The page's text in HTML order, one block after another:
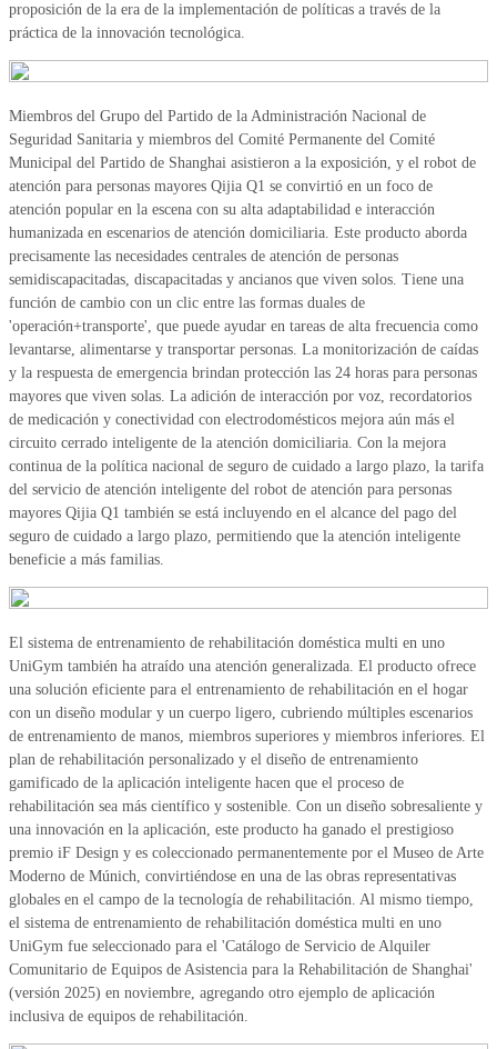
proposición de la era de la implementación de políticas a través de la
práctica de la innovación tecnológica.
Miembros del Grupo del Partido de la Administración Nacional de
Seguridad Sanitaria y miembros del Comité Permanente del Comité
Municipal del Partido de Shanghai asistieron a la exposición, y el robot de
atención para personas mayores Qijia Q1 se convirtió en un foco de
atención popular en la escena con su alta adaptabilidad e interacción
humanizada en escenarios de atención domiciliaria. Este producto aborda
precisamente las necesidades centrales de atención de personas
semidiscapacitadas, discapacitadas y ancianos que viven solos. Tiene una
función de cambio con un clic entre las formas duales de
'operación+transporte', que puede ayudar en tareas de alta frecuencia como
levantarse, alimentarse y transportar personas. La monitorización de caídas
y la respuesta de emergencia brindan protección las 24 horas para personas
mayores que viven solas. La adición de interacción por voz, recordatorios
de medicación y conectividad con electrodomésticos mejora aún más el
circuito cerrado inteligente de la atención domiciliaria. Con la mejora
continua de la política nacional de seguro de cuidado a largo plazo, la tarifa
del servicio de atención inteligente del robot de atención para personas
mayores Qijia Q1 también se está incluyendo en el alcance del pago del
seguro de cuidado a largo plazo, permitiendo que la atención inteligente
beneficie a más familias.
El sistema de entrenamiento de rehabilitación doméstica multi en uno
UniGym también ha atraído una atención generalizada. El producto ofrece
una solución eficiente para el entrenamiento de rehabilitación en el hogar
con un diseño modular y un cuerpo ligero, cubriendo múltiples escenarios
de entrenamiento de manos, miembros superiores y miembros inferiores. El
plan de rehabilitación personalizado y el diseño de entrenamiento
gamificado de la aplicación inteligente hacen que el proceso de
rehabilitación sea más científico y sostenible. Con un diseño sobresaliente y
una innovación en la aplicación, este producto ha ganado el prestigioso
premio iF Design y es coleccionado permanentemente por el Museo de Arte
Moderno de Múnich, convirtiéndose en una de las obras representativas
globales en el campo de la tecnología de rehabilitación. Al mismo tiempo,
el sistema de entrenamiento de rehabilitación doméstica multi en uno
UniGym fue seleccionado para el 'Catálogo de Servicio de Alquiler
Comunitario de Equipos de Asistencia para la Rehabilitación de Shanghai'
(versión 2025) en noviembre, agregando otro ejemplo de aplicación
inclusiva de equipos de rehabilitación.